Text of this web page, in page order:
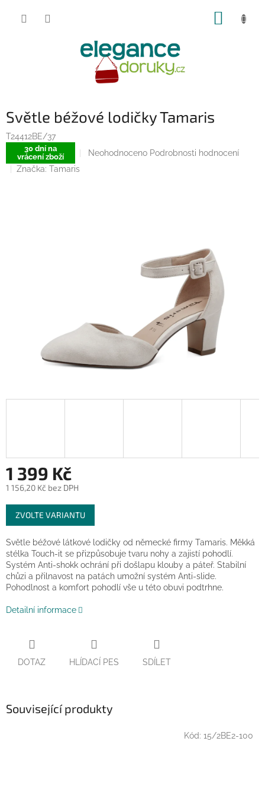
Světle béžové lodičky Tamaris
T24412BE/37
30 dní na
vrácení zboží
Průměrné
Neohodnoceno Podrobnosti hodnocení
Značka: Tamaris
1 399 Kč
1 156,20 Kč bez DPH
Měrná
cena:
ZVOLTE VARIANTU
Světle béžové látkové lodičky od německé firmy Tamaris. Měkká
stélka Touch-it se přizpůsobuje tvaru nohy a zajistí pohodlí.
Systém Anti-shokk ochrání při došlapu klouby a páteř. Stabilní
chůzi a přilnavost na patách umožní systém Anti-slide.
Pohodlnost a komfort pohodlí vše u této obuvi podtrhne.
Detailní informace
DOTAZ HLÍDACÍ PES SDÍLET
Související produkty
Kód: 15/2BE2-100